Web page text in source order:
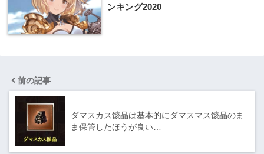
ンキング2020
前の記事
ダマスカス骸晶は基本的にダマスマス骸晶のま
ま保管したほうが良い…